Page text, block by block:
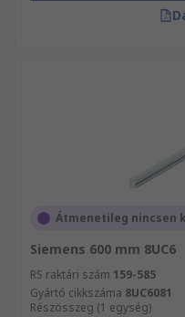
Átmenetileg nincsen
Siemens 600 mm 8UC6
RS raktári szám 159-585
Gyártó cikkszáma 8UC6081
Részösszeg (1 egység)